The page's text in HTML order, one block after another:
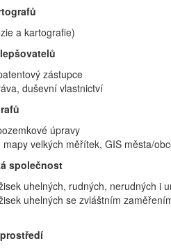
a kartografie)
zástupce
duševní vlastnictví
úpravy
velkých měřítek, GIS města/
společnost
uhelných, rudných, nerudných i
uhelných se zvláštním